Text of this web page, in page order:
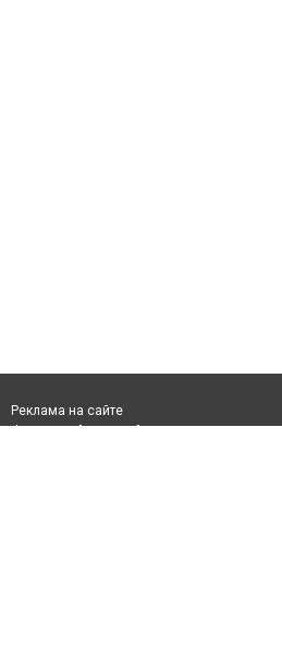
Реклама на сайте